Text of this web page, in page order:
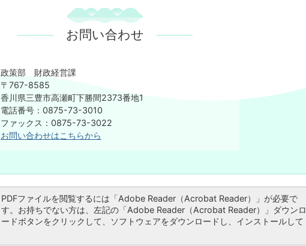
お問い合わせ
政策部 財政経営課
〒767-8585
香川県三豊市高瀬町下勝間2373番地1
電話番号：0875-73-3010
ファックス：0875-73-3022
お問い合わせはこちらから
PDFファイルを閲覧するには「Adobe Reader（Acrobat Reader）」が必要で
す。お持ちでない方は、左記の「Adobe Reader（Acrobat Reader）」ダウンロ
ードボタンをクリックして、ソフトウェアをダウンロードし、インストールして